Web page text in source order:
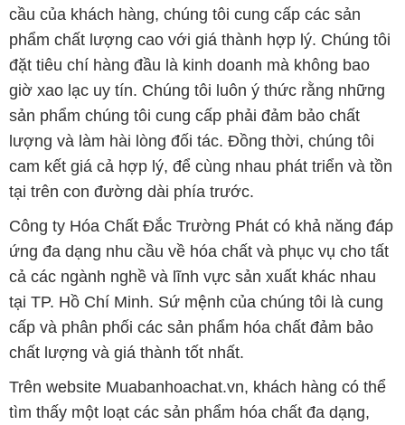
cầu của khách hàng, chúng tôi cung cấp các sản
phẩm chất lượng cao với giá thành hợp lý. Chúng tôi
đặt tiêu chí hàng đầu là kinh doanh mà không bao
giờ xao lạc uy tín. Chúng tôi luôn ý thức rằng những
sản phẩm chúng tôi cung cấp phải đảm bảo chất
lượng và làm hài lòng đối tác. Đồng thời, chúng tôi
cam kết giá cả hợp lý, để cùng nhau phát triển và tồn
tại trên con đường dài phía trước.
Công ty Hóa Chất Đắc Trường Phát có khả năng đáp
ứng đa dạng nhu cầu về hóa chất và phục vụ cho tất
cả các ngành nghề và lĩnh vực sản xuất khác nhau
tại TP. Hồ Chí Minh. Sứ mệnh của chúng tôi là cung
cấp và phân phối các sản phẩm hóa chất đảm bảo
chất lượng và giá thành tốt nhất.
Trên website Muabanhoachat.vn, khách hàng có thể
tìm thấy một loạt các sản phẩm hóa chất đa dạng,